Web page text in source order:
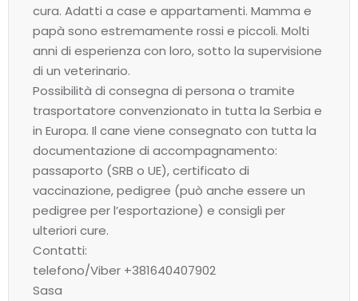
cura. Adatti a case e appartamenti. Mamma e
papà sono estremamente rossi e piccoli. Molti
anni di esperienza con loro, sotto la supervisione
di un veterinario.
Possibilità di consegna di persona o tramite
trasportatore convenzionato in tutta la Serbia e
in Europa. Il cane viene consegnato con tutta la
documentazione di accompagnamento:
passaporto (SRB o UE), certificato di
vaccinazione, pedigree (può anche essere un
pedigree per l’esportazione) e consigli per
ulteriori cure.
Contatti:
telefono/Viber +381640407902
Sasa